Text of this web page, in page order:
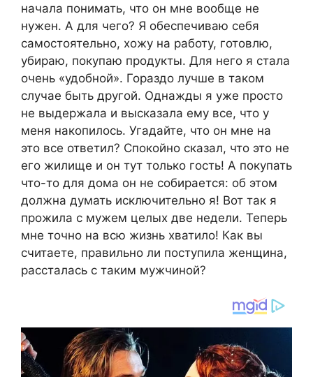
начала понимать, что он мне вообще не
нужен. А для чего? Я обеспечиваю себя
самостоятельно, хожу на работу, готовлю,
убираю, покупаю продукты. Для него я стала
очень «удобной». Гораздо лучше в таком
случае быть другой. Однажды я уже просто
не выдержала и высказала ему все, что у
меня накопилось. Угадайте, что он мне на
это все ответил? Спокойно сказал, что это не
его жилище и он тут только гость! А покупать
что-то для дома он не собирается: об этом
должна думать исключительно я! Вот так я
прожила с мужем целых две недели. Теперь
мне точно на всю жизнь хватило! Как вы
считаете, правильно ли поступила женщина,
рассталась с таким мужчиной?